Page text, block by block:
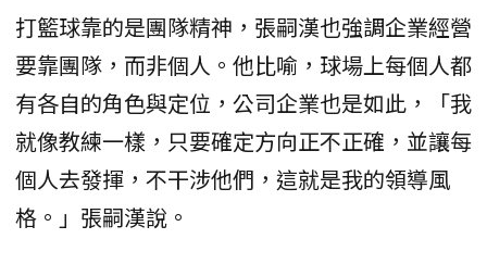
打籃球靠的是團隊精神，張嗣漢也強調企業經營
要靠團隊，而非個人。他比喻，球場上每個人都
有各自的角色與定位，公司企業也是如此，「我
就像教練一樣，只要確定方向正不正確，並讓每
個人去發揮，不干涉他們，這就是我的領導風
格。」張嗣漢說。